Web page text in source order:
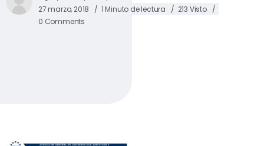
27 marzo, 2018 1 Minuto de lectura
213 Visto
0 Comments